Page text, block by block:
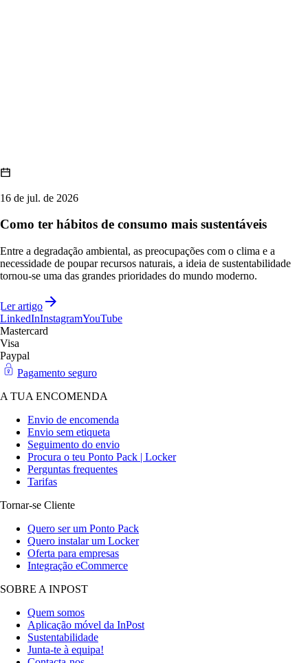
16 de jul. de 2026
Como ter hábitos de consumo mais sustentáveis
Entre a degradação ambiental, as preocupações com o clima e a
necessidade de poupar recursos naturais, a ideia de sustentabilidade
tornou-se uma das grandes prioridades do mundo moderno.
Ler artigo
LinkedInInstagramYouTube
Mastercard
Visa
Paypal
Pagamento seguro
A TUA ENCOMENDA
Envio de encomenda
Envio sem etiqueta
Seguimento do envio
Procura o teu Ponto Pack | Locker
Perguntas frequentes
Tarifas
Tornar-se Cliente
Quero ser um Ponto Pack
Quero instalar um Locker
Oferta para empresas
Integração eCommerce
SOBRE A INPOST
Quem somos
Aplicação móvel da InPost
Sustentabilidade
Junta-te à equipa!